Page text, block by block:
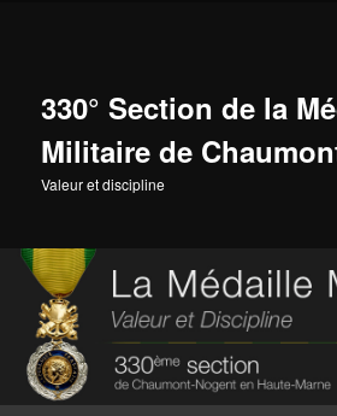
330° Section de la
Militaire de
Valeur et discipline